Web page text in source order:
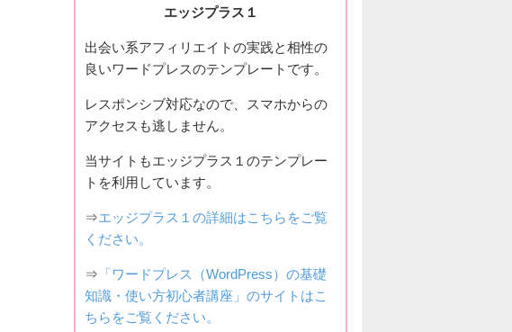
エッジプラス１
出会い系アフィリエイトの実践と相性の
良いワードプレスのテンプレートです。
レスポンシブ対応なので、スマホからの
アクセスも逃しません。
当サイトもエッジプラス１のテンプレー
トを利用しています。
⇒エッジプラス１の詳細はこちらをご覧
ください。
⇒ 「ワードプレス（WordPress）の基礎
知識・使い方初心者講座」のサイトはこ
ちらをご覧ください。